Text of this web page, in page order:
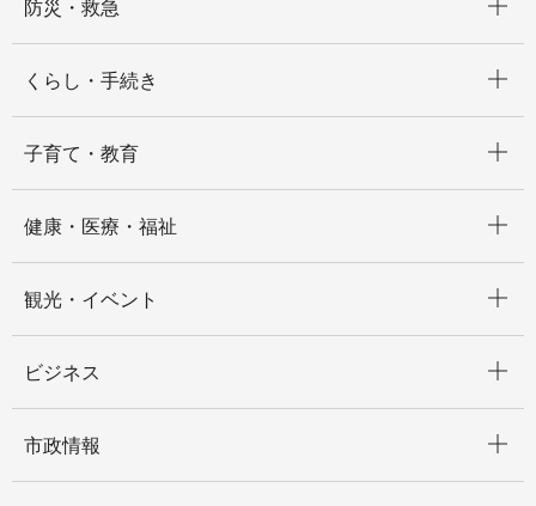
防災・救急
くらし・手続き
子育て・教育
健康・医療・福祉
観光・イベント
ビジネス
市政情報